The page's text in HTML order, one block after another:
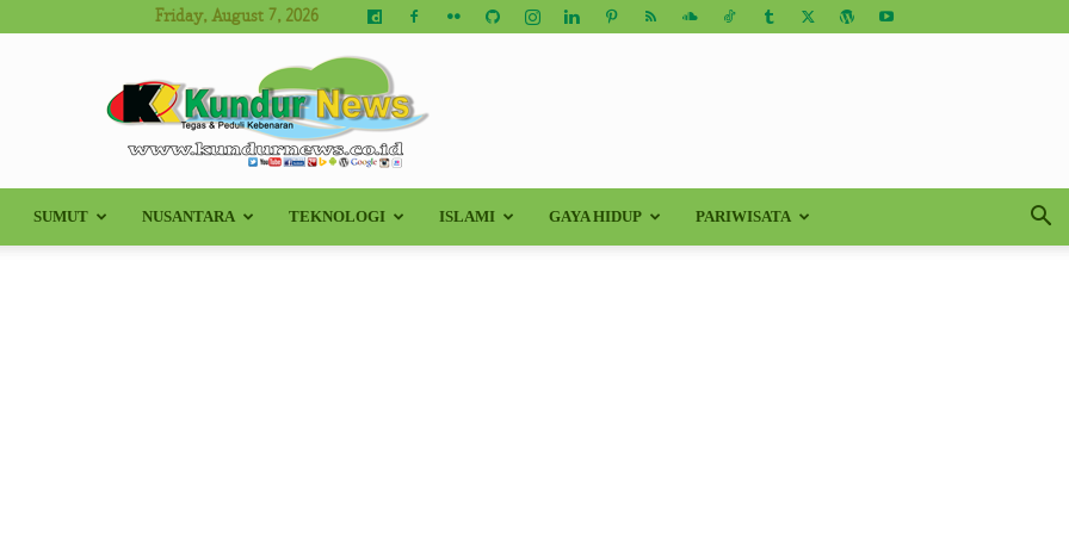
Friday, August 7, 2026
Kundur
SUMUT NUSANTARA TEKNOLOGI ISLAMI GAYA HIDUP PARIWISATA